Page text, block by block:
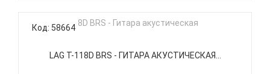
Код: 58664
LAG T-118D BRS - ГИТАРА АКУСТИЧЕСКАЯ...